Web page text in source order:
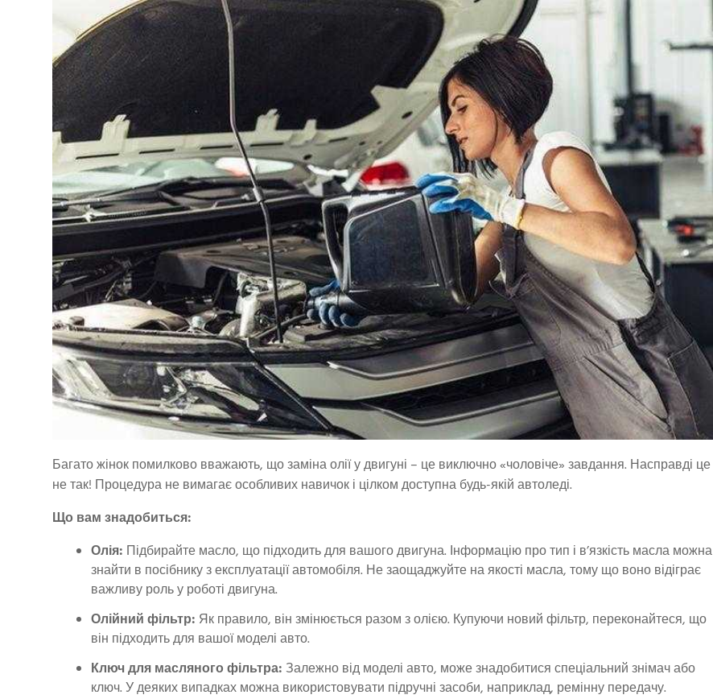
Багато жінок помилково вважають, що заміна олії у двигуні – це виключно «чоловіче» завдання. Насправді це
не так! Процедура не вимагає особливих навичок і цілком доступна будь-якій автоледі.
Що вам знадобиться:
Олія: Підбирайте масло, що підходить для вашого двигуна. Інформацію про тип і в’язкість масла можна
знайти в посібнику з експлуатації автомобіля. Не заощаджуйте на якості масла, тому що воно відіграє
важливу роль у роботі двигуна.
Олійний фільтр: Як правило, він змінюється разом з олією. Купуючи новий фільтр, переконайтеся, що
він підходить для вашої моделі авто.
Ключ для масляного фільтра: Залежно від моделі авто, може знадобитися спеціальний знімач або
ключ. У деяких випадках можна використовувати підручні засоби, наприклад, ремінну передачу.